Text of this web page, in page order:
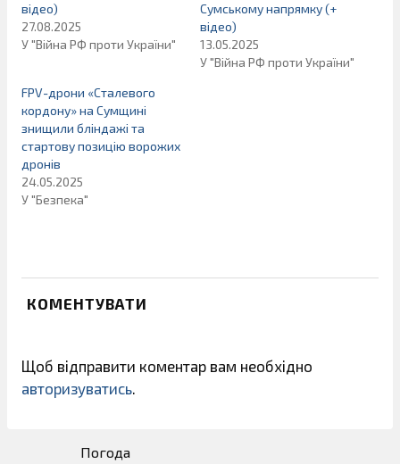
відео)
27.08.2025
У "Війна РФ проти України"
Сумському напрямку (+
відео)
13.05.2025
У "Війна РФ проти України"
FPV-дрони «Сталевого
кордону» на Сумщині
знищили бліндажі та
стартову позицію ворожих
дронів
24.05.2025
У "Безпека"
КОМЕНТУВАТИ
Щоб відправити коментар вам необхідно
авторизуватись.
Погода